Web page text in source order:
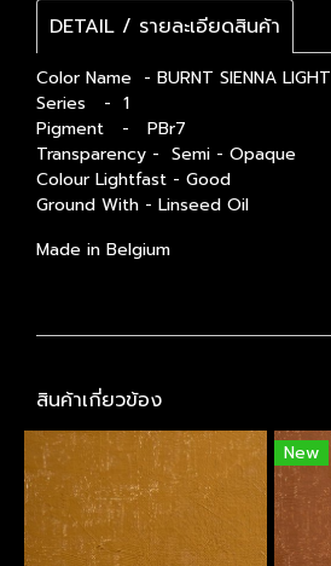
DETAIL / รายละเอียดสินค้า
Color Name - BURNT SIENNA LIGHT
Series - 1
Pigment - PBr7
Transparency - Semi - Opaque
Colour Lightfast - Good
Ground With - Linseed Oil
Made in Belgium
สินค้าเกี่ยวข้อง
New